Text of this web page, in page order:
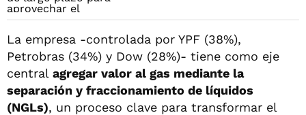
La empresa -controlada por YPF (38%),
Petrobras (34%) y Dow (28%)- tiene como eje
central agregar valor al gas mediante la
separación y fraccionamiento de líquidos
(NGLs), un proceso clave para transformar el